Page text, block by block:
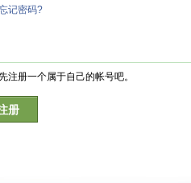
记密码?
注册一个属于自己的帐号吧。
册